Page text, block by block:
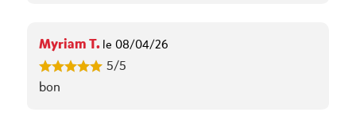
Myriam T. le 08/04/26
5/5
bon